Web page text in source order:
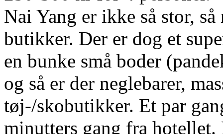
Nai Yang er ikke så stor,
butikker. Der er dog et
en bunke små boder
og så er der neglebarer,
tøj-/skobutikker. Et par
minutters gang fra